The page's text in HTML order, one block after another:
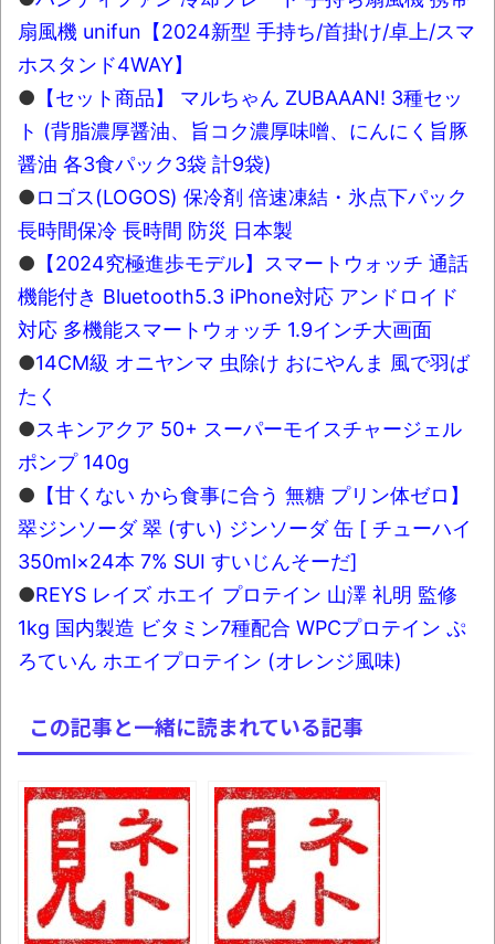
扇風機 unifun【2024新型 手持ち/首掛け/卓上/スマ
ホスタンド4WAY】
● 【セット商品】 マルちゃん ZUBAAAN! 3種セッ
ト (背脂濃厚醤油、旨コク濃厚味噌、にんにく旨豚
醤油 各3食パック3袋 計9袋)
●ロゴス(LOGOS) 保冷剤 倍速凍結・氷点下パック
長時間保冷 長時間 防災 日本製
● 【2024究極進歩モデル】スマートウォッチ 通話
機能付き Bluetooth5.3 iPhone対応 アンドロイド
対応 多機能スマートウォッチ 1.9インチ大画面
●14CM級 オニヤンマ 虫除け おにやんま 風で羽ば
たく
●スキンアクア 50+ スーパーモイスチャージェル
ポンプ 140g
● 【甘くない から食事に合う 無糖 プリン体ゼロ】
翠ジンソーダ 翠 (すい) ジンソーダ 缶 [ チューハイ
350ml×24本 7% SUI すいじんそーだ]
●REYS レイズ ホエイ プロテイン 山澤 礼明 監修
1kg 国内製造 ビタミン7種配合 WPCプロテイン ぷ
ろていん ホエイプロテイン (オレンジ風味)
この記事と一緒に読まれている記事